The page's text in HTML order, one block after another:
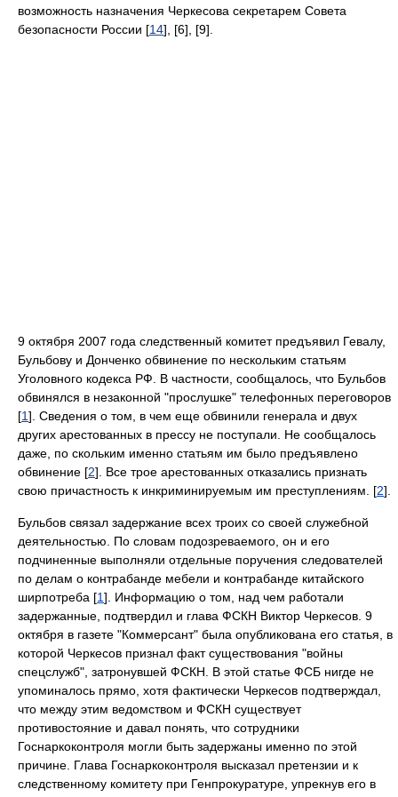
возможность назначения Черкесова секретарем Совета
безопасности России [14], [6], [9].
9 октября 2007 года следственный комитет предъявил Гевалу,
Бульбову и Донченко обвинение по нескольким статьям
Уголовного кодекса РФ. В частности, сообщалось, что Бульбов
обвинялся в незаконной "прослушке" телефонных переговоров
[1]. Сведения о том, в чем еще обвинили генерала и двух
других арестованных в прессу не поступали. Не сообщалось
даже, по скольким именно статьям им было предъявлено
обвинение [2]. Все трое арестованных отказались признать
свою причастность к инкриминируемым им преступлениям. [2].
Бульбов связал задержание всех троих со своей служебной
деятельностью. По словам подозреваемого, он и его
подчиненные выполняли отдельные поручения следователей
по делам о контрабанде мебели и контрабанде китайского
ширпотреба [1]. Информацию о том, над чем работали
задержанные, подтвердил и глава ФСКН Виктор Черкесов. 9
октября в газете "Коммерсант" была опубликована его статья, в
которой Черкесов признал факт существования "войны
спецслужб", затронувшей ФСКН. В этой статье ФСБ нигде не
упоминалось прямо, хотя фактически Черкесов подтверждал,
что между этим ведомством и ФСКН существует
противостояние и давал понять, что сотрудники
Госнаркоконтроля могли быть задержаны именно по этой
причине. Глава Госнаркоконтроля высказал претензии и к
следственному комитету при Генпрокуратуре, упрекнув его в